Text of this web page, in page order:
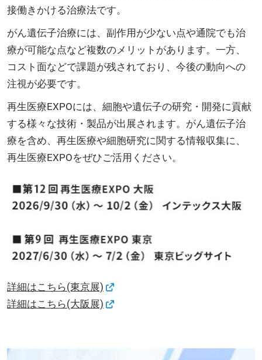
接働きかける治療法です。
がん遺伝子治療には、副作用が少ない点や通院でも治
療が可能な点など複数のメリットがあります。一方、
コスト面などで課題が残されており、今後の動向への
注視が必要です。
再生医療EXPOには、細胞や遺伝子の研究・開発に貢献
する様々な技術・製品が出展されます。がん遺伝子治
療を含め、再生医療や細胞研究に関する情報収集に、
再生医療EXPOをぜひご活用ください。
詳細はこちら(東京展)
詳細はこちら(大阪展)